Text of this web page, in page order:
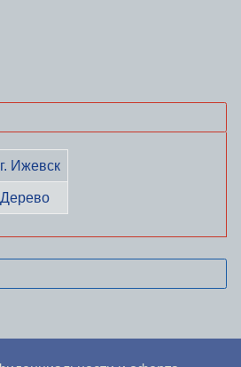
г. Ижевск
Дерево